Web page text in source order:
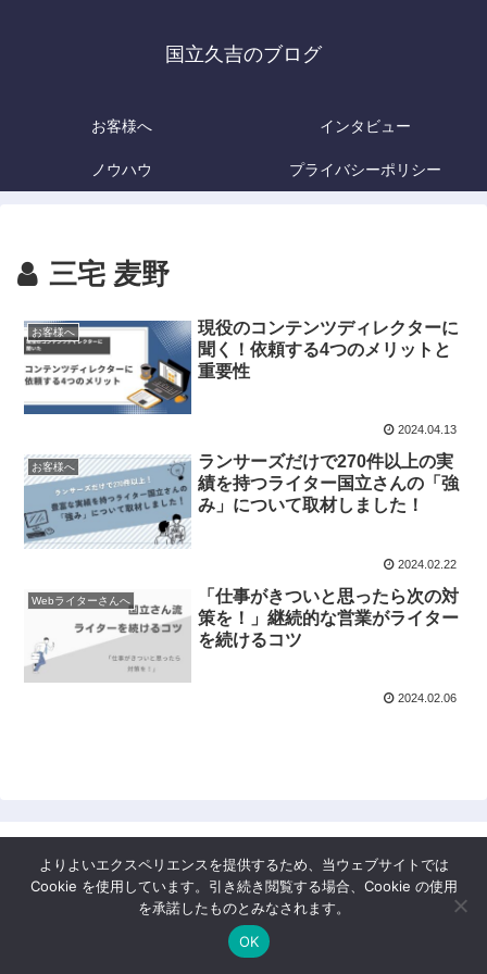
国立久吉のブログ
お客様へ インタビュー
ノウハウ プライバシーポリシー
三宅 麦野
お客様へ
現役のコンテンツディレクターに
聞く！依頼する4つのメリットと
重要性
2024.04.13
お客様へ
ランサーズだけで270件以上の実
績を持つライター国立さんの「強
み」について取材しました！
2024.02.22
Webライターさんへ
「仕事がきついと思ったら次の対
策を！」継続的な営業がライター
を続けるコツ
2024.02.06
国立久吉のブログ
© 2021 国立久吉のブログ.
検索
よりよいエクスペリエンスを提供するため、当ウェブサイトでは
Cookie を使用しています。引き続き閲覧する場合、Cookie の使用
を承諾したものとみなされます。
OK